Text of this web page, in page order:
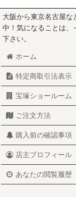
大阪から東京名古屋
中！気になることは、
下さい。
ホーム
特定商取引法表示
宝塚ショールーム
ご注文方法
購入前の確認事項
店主プロフィール
あなたの閲覧履歴